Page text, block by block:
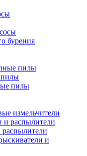
бурения
пилы
пилы
пилы
измельчители
и